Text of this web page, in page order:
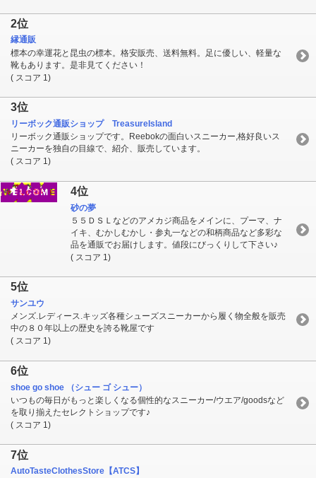
2位
縁通販
標本の幸運花と昆虫の標本。格安販売、送料無料。足に優しい、軽量な
靴もあります。是非見てください！
( スコア 1)
3位
リーボック通販ショップ TreasureIsland
リーボック通販ショップです。Reebokの面白いスニーカー,格好良いス
ニーカーを独自の目線で、紹介、販売しています。
( スコア 1)
4位
砂の夢
５５ＤＳＬなどのアメカジ商品をメインに、プーマ、ナ
イキ、むかしむかし・参丸一などの和柄商品など多彩な
品を通販でお届けします。値段にびっくりして下さい♪
( スコア 1)
5位
サンユウ
メンズ.レディース.キッズ各種シューズスニーカーから履く物全般を販売
中の８０年以上の歴史を誇る靴屋です
( スコア 1)
6位
shoe go shoe （シュー ゴ シュー）
いつもの毎日がもっと楽しくなる個性的なスニーカー/ウエア/goodsなど
を取り揃えたセレクトショップです♪
( スコア 1)
7位
AutoTasteClothesStore【ATCS】